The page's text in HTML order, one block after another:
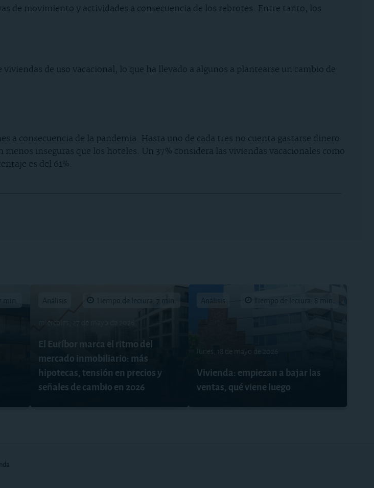
de movimiento y actividades a consecuencia de los rebrotes. Entre tanto, los
de uso vacacional, lo que ha llevado a algunos a plantearse un cambio de
a consecuencia de la pandemia. Hasta uno de cada tres no cuenta gastarse dinero
inseguras que los hoteles. Un 37% considera las viviendas vacacionales como
es del 61%.
min. Análisis Tiempo de lectura: 7 min.
miércoles, 27 de mayo de 2026
El Euríbor marca el ritmo del
mercado inmobiliario: más
hipotecas, tensión en precios y
señales de cambio en 2026
Análisis Tiempo de lectura: 8 min.
lunes, 18 de mayo de 2026
Vivienda: empiezan a bajar las
ventas, qué viene luego